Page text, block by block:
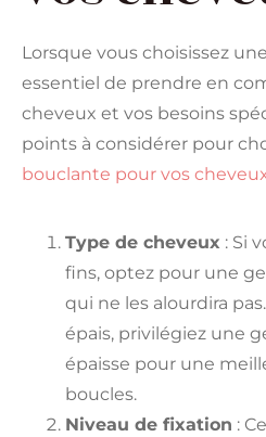
Lorsque vous choisissez
essentiel de prendre en
cheveux et vos besoins
points à considérer pour
bouclante pour vos
Type de cheveux : Si
fins, optez pour une
qui ne les alourdira
épais, privilégiez une
épaisse pour une
boucles.
Niveau de fixation :